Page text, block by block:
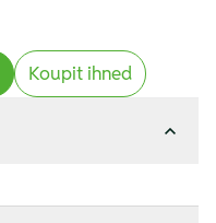
Koupit ihned